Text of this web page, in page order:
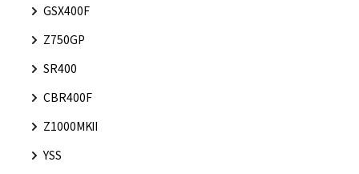
GSX400F
Z750GP
SR400
CBR400F
Z1000MKⅡ
YSS